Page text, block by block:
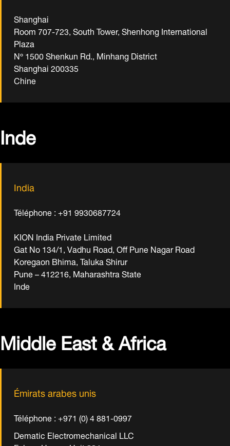
Shanghai
Room 707-723, South Tower, Shenhong International
Plaza
Nº 1500 Shenkun Rd., Minhang District
Shanghai 200335
Chine
Inde
India
Téléphone : +91 9930687724
KION India Private Limited
Gat No 134/1, Vadhu Road, Off Pune Nagar Road
Koregaon Bhima, Taluka Shirur
Pune – 412216, Maharashtra State
Inde
Middle East & Africa
Émirats arabes unis
Téléphone : +971 (0) 4 881-0997
Dematic Electromechanical LLC